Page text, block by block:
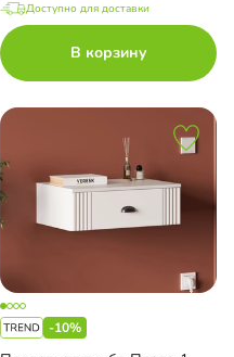
Доступно для доставки
В корзину
-10%